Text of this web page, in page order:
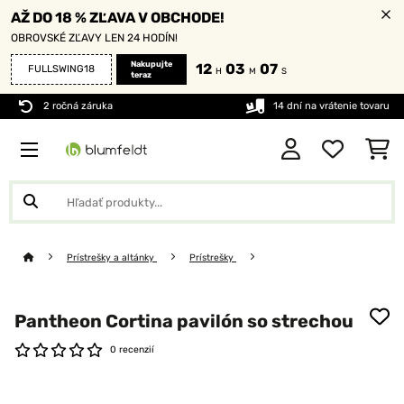
AŽ DO 18 % ZĽAVA V OBCHODE!
OBROVSKÉ ZĽAVY LEN 24 HODÍN!
FULLSWING18
Nakupujte
teraz
12 H 03 M 07 S
2 ročná záruka 14 dní na vrátenie tovaru
Prístrešky a altánky Prístrešky
Pantheon Cortina pavilón so strechou
0 recenzií